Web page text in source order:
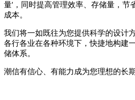
量'，同时提高管理效率、存储量，节
成本。
我们将一如既往为您提供科学的设计
各行各业在各种环境下，快捷地构建
储体系。
潮信有信心、有能力成为您理想的长